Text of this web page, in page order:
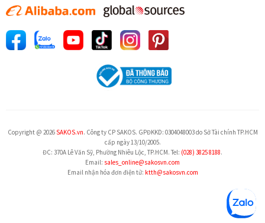
Copyright @ 2026 SAKOS.vn. Công ty CP SAKOS. GPĐKKD: 0304048003 do Sở Tài chính TP.HCM
cấp ngày 13/10/2005.
ĐC: 370A Lê Văn Sỹ, Phường Nhiêu Lộc, TP.HCM. Tel: (028) 3825 8188.
Email: sales_online@sakosvn.com
Email nhận hóa đơn điện tử: ktth@sakosvn.com